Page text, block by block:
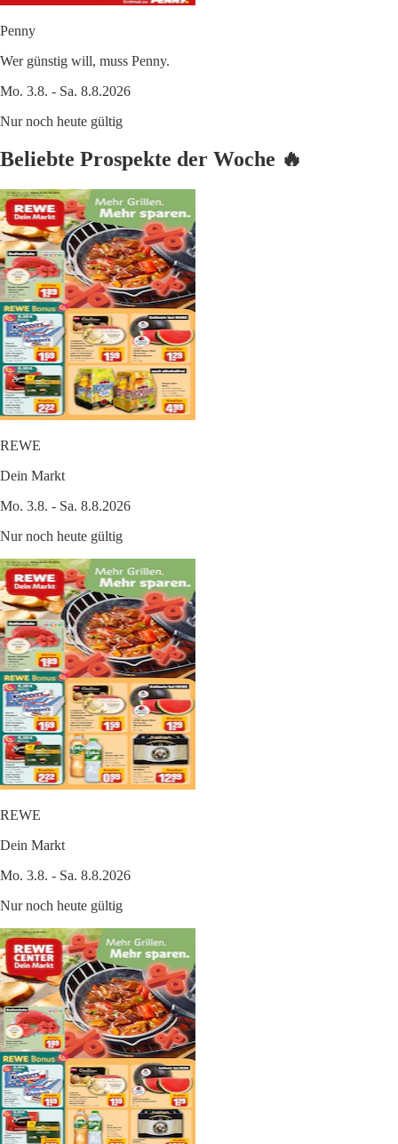
Penny
Wer günstig will, muss Penny.
Mo. 3.8. - Sa. 8.8.2026
Nur noch heute gültig
Beliebte Prospekte der Woche 🔥
REWE
Dein Markt
Mo. 3.8. - Sa. 8.8.2026
Nur noch heute gültig
REWE
Dein Markt
Mo. 3.8. - Sa. 8.8.2026
Nur noch heute gültig